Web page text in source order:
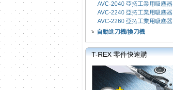
AVC-2040 亞拓工業用吸塵器
AVC-2240 亞拓工業用吸塵器
AVC-2260 亞拓工業用吸塵器
自動進刀機/換刀機
T-REX 零件快速購